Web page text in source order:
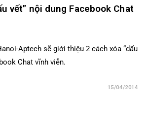
vết” nội dung Facebook Chat
Aptech sẽ giới thiệu 2 cách xóa “dấu
Chat vĩnh viễn.
15/04/2014